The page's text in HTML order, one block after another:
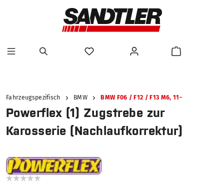
Fahrzeugspezifisch BMW BMW F06 / F12 / F13 M6, 11-
Powerflex (1) Zugstrebe zur
Karosserie (Nachlaufkorrektur)